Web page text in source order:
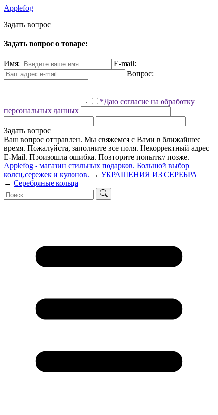
Applefog
Задать вопрос
Задать вопрос о товаре:
Имя:
E-mail:
Вопрос:
*Даю согласие на обработку
персональных данных
Задать вопрос
Ваш вопрос отправлен. Мы свяжемся с Вами в ближайшее
время. Пожалуйста, заполните все поля. Некорректный адрес
E-Mail. Произошла ошибка. Повторите попытку позже.
Applefog - магазин стильных подарков. Большой выбор
колец,сережек и кулонов. → УКРАШЕНИЯ ИЗ СЕРЕБРА
→ Серебряные кольца